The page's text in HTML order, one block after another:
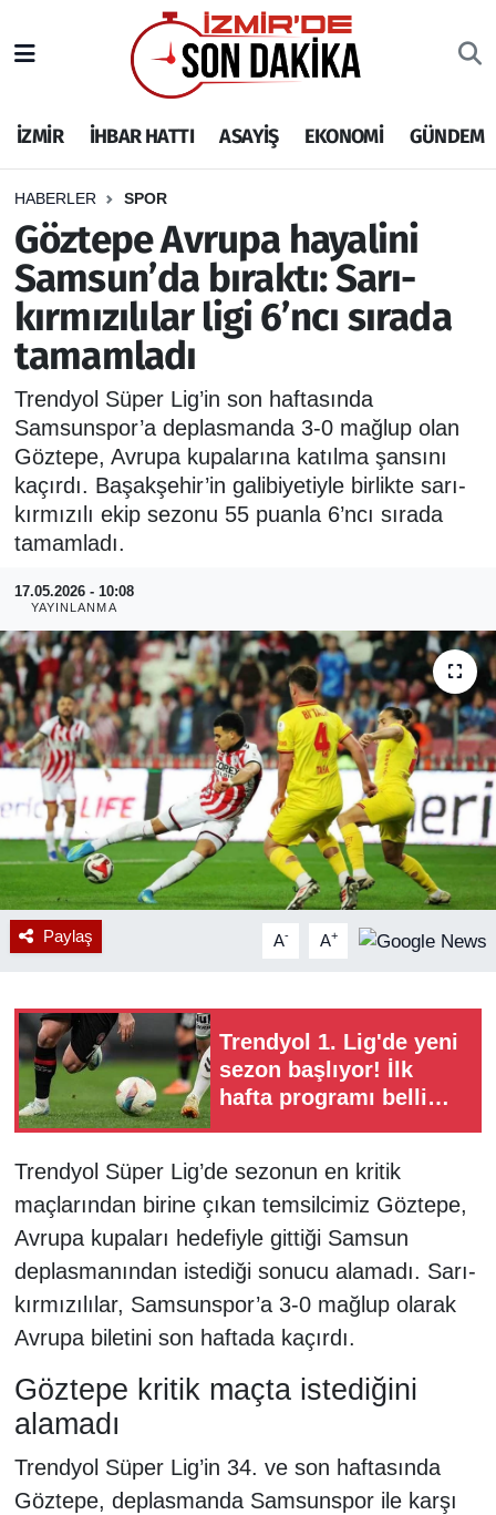
İZMİR İHBAR HATTI ASAYİŞ EKONOMİ GÜNDEM
HABERLER SPOR
Göztepe Avrupa hayalini
Samsun’da bıraktı: Sarı-
kırmızılılar ligi 6’ncı sırada
tamamladı
Trendyol Süper Lig’in son haftasında
Samsunspor’a deplasmanda 3-0 mağlup olan
Göztepe, Avrupa kupalarına katılma şansını
kaçırdı. Başakşehir’in galibiyetiyle birlikte sarı-
kırmızılı ekip sezonu 55 puanla 6’ncı sırada
tamamladı.
17.05.2026 - 10:08
YAYINLANMA
Paylaş A- A+
Trendyol 1. Lig'de yeni
sezon başlıyor! İlk
hafta programı belli
Trendyol Süper Lig’de sezonun en kritik
maçlarından birine çıkan temsilcimiz Göztepe,
Avrupa kupaları hedefiyle gittiği Samsun
deplasmanından istediği sonucu alamadı. Sarı-
kırmızılılar, Samsunspor’a 3-0 mağlup olarak
Avrupa biletini son haftada kaçırdı.
Göztepe kritik maçta istediğini
alamadı
Trendyol Süper Lig’in 34. ve son haftasında
Göztepe, deplasmanda Samsunspor ile karşı
İHBAR HATTI
DEPREM
GENEL
EKONOMİ
SİYASET
SPOR
ASAYİŞ
RESMİ REKLAM
İzmir Nöbetçi Eczaneler
İzmir Hava Durumu
İzmir Namaz Vakitleri
İzmir Trafik Yoğunluk Haritası
Puan Durumu ve Fikstür
Tüm Manşetler
Son Dakika Haberleri
Haber Arşivi